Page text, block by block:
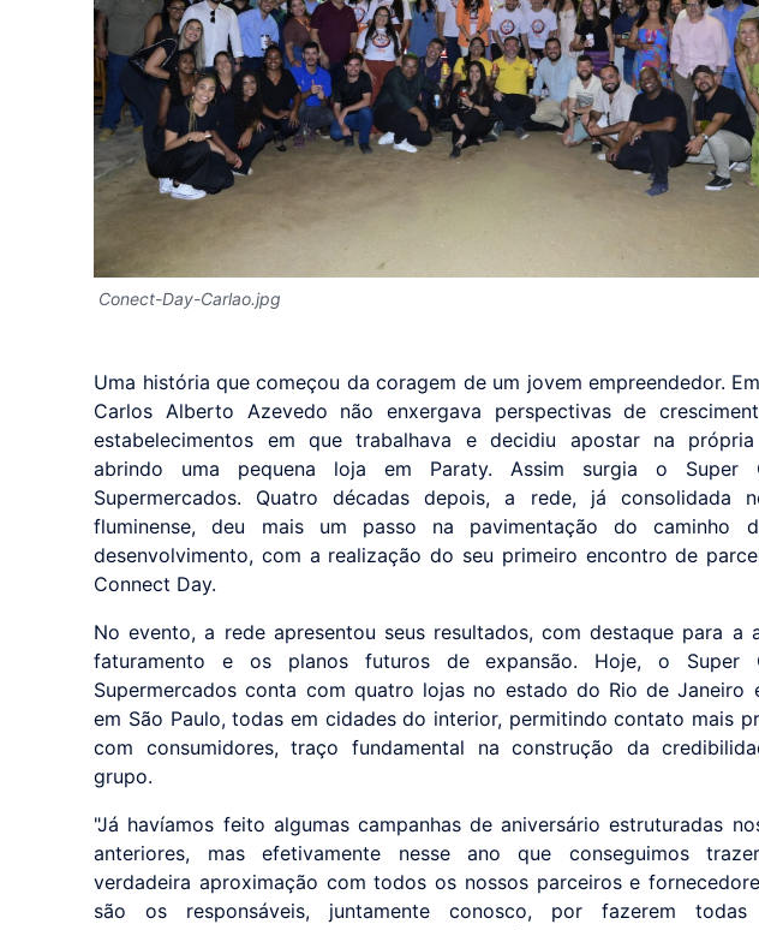
Conect-Day-Carlao.jpg
Uma história que começou da coragem de um jovem empreendedor.
Carlos Alberto Azevedo não enxergava perspectivas de
estabelecimentos em que trabalhava e decidiu apostar na
abrindo uma pequena loja em Paraty. Assim surgia o Super
Supermercados. Quatro décadas depois, a rede, já consolidada
fluminense, deu mais um passo na pavimentação do caminho
desenvolvimento, com a realização do seu primeiro encontro de
Connect Day.
No evento, a rede apresentou seus resultados, com destaque para a
faturamento e os planos futuros de expansão. Hoje, o Super
Supermercados conta com quatro lojas no estado do Rio de Janeiro
em São Paulo, todas em cidades do interior, permitindo contato mais
com consumidores, traço fundamental na construção da
grupo.
"Já havíamos feito algumas campanhas de aniversário estruturadas
anteriores, mas efetivamente nesse ano que conseguimos
verdadeira aproximação com todos os nossos parceiros e
são os responsáveis, juntamente conosco, por fazerem todas